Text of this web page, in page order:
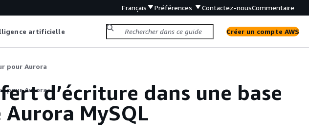
Français Préférences Contactez-nousCommentaire
artificielle Créer un compte AWS
pour Aurora
pour Aurorad’écriture dans une base
MySQL